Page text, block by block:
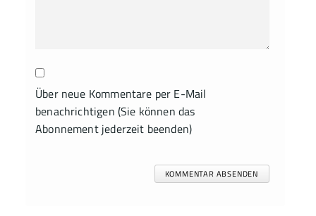
Über neue Kommentare per E-Mail
benachrichtigen (Sie können das
Abonnement jederzeit beenden)